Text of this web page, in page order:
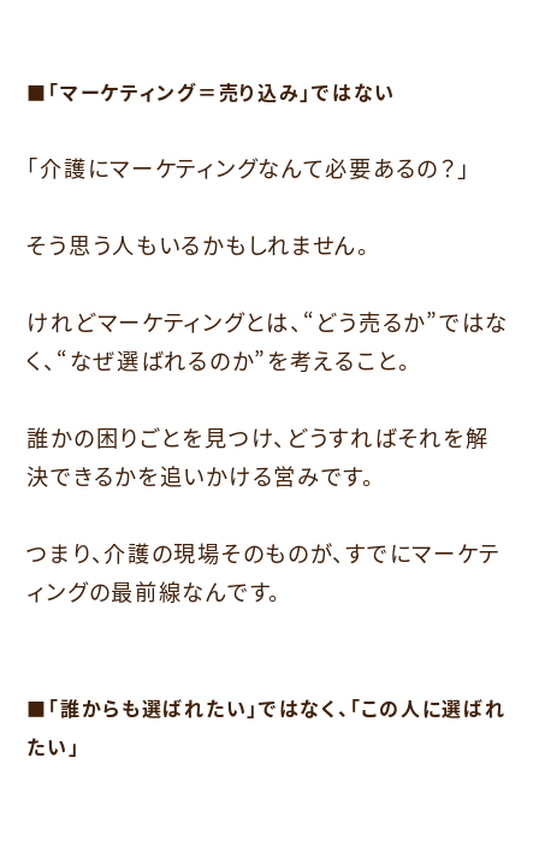
■「マーケティング＝売り込み」ではない
「介護にマーケティングなんて必要あるの？」
そう思う人もいるかもしれません。
けれどマーケティングとは、“どう売るか”ではな
く、“なぜ選ばれるのか”を考えること。
誰かの困りごとを見つけ、どうすればそれを解
決できるかを追いかける営みです。
つまり、介護の現場そのものが、すでにマーケテ
ィングの最前線なんです。
■「誰からも選ばれたい」ではなく、「この人に選ばれ
たい」